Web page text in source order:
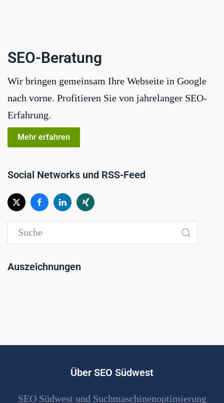
SEO-Beratung
Wir bringen gemeinsam Ihre Webseite in Google
nach vorne. Profitieren Sie von jahrelanger SEO-
Erfahrung.
Mehr erfahren
Social Networks und RSS-Feed
Auszeichnungen
Über SEO Südwest
SEO Südwest und Suchmaschinenoptimierung